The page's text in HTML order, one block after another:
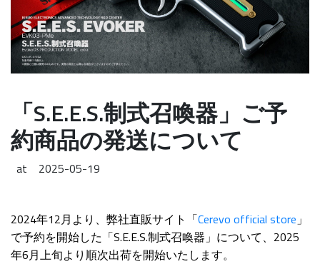
「S.E.E.S.制式召喚器」ご予
約商品の発送について
at 2025-05-19
2024年12月より、弊社直販サイト「Cerevo official store 」
で予約を開始した「S.E.E.S.制式召喚器」について、2025
年6月上旬より順次出荷を開始いたします。